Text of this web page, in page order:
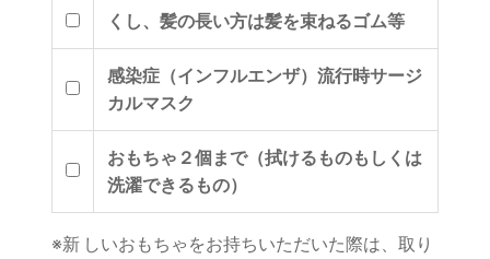
くし、髪の長い方は髪を束ねるゴム等
感染症（インフルエンザ）流行時サージ
カルマスク
おもちゃ２個まで（拭けるものもしくは
洗濯できるもの）
※新しいおもちゃをお持ちいただいた際は、取り